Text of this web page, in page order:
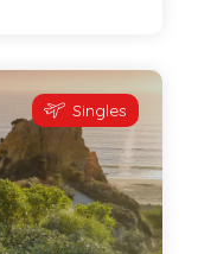
Singles